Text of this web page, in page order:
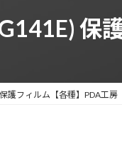
保
護フィルム【各種】PDA工房